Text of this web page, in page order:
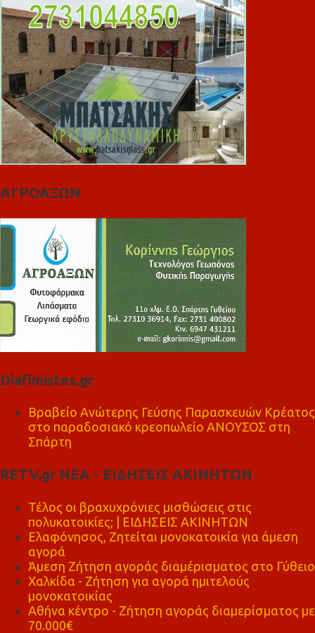
ΑΓΡΟΑΞΩΝ
Diafimistes.gr
Βραβείο Ανώτερης Γεύσης Παρασκευών Κρέατος
στο παραδοσιακό κρεοπωλείο ΑΝΟΥΣΟΣ στη
Σπάρτη
RETV.gr ΝΕΑ - ΕΙΔΗΣΕΙΣ ΑΚΙΝΗΤΩΝ
Τέλος οι βραχυχρόνιες μισθώσεις στις
πολυκατοικίες; | ΕΙΔΗΣΕΙΣ ΑΚΙΝΗΤΩΝ
Ελαφόνησος, Ζητείται μονοκατοικία για άμεση
αγορά
Άμεση Ζήτηση αγοράς διαμέρισματος στο Γύθειο
Χαλκίδα - Ζήτηση για αγορά ημιτελούς
μονοκατοικίας
Αθήνα κέντρο - Ζήτηση αγοράς διαμερίσματος με
70.000€